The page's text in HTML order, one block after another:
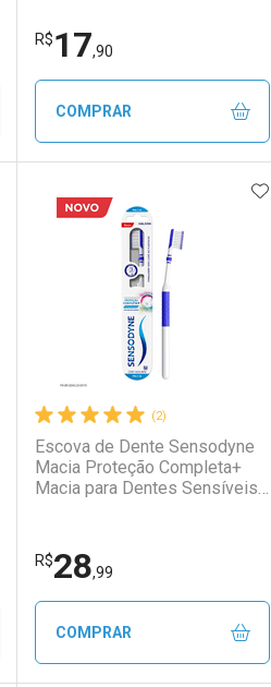
Ativar Desconto
Comprar sem Desconto
Comprar sem Desconto
R$17,90
COMPRAR
Laboratório
Ativar Desconto
Comprar sem Desconto
Por Menos
Comprar sem Desconto
AOS FAVORITOS
(2)
Escova de Dente Sensodyne
Macia Proteção Completa+
Macia para Dentes Sensíveis
R$28,99
COMPRAR